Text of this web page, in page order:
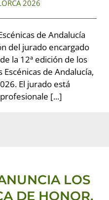
2026
de Andalucía
del jurado encargado
la 12ª edición de los
de Andalucía,
El jurado está
[...]
2026
LOS
DE HONOR,